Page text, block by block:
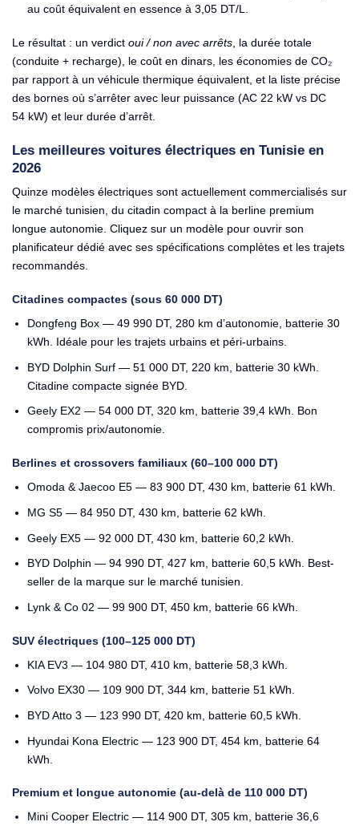
au coût équivalent en essence à 3,05 DT/L.
Le résultat : un verdict oui / non avec arrêts , la durée totale
(conduite + recharge), le coût en dinars, les économies de CO₂
par rapport à un véhicule thermique équivalent, et la liste précise
des bornes où s’arrêter avec leur puissance (AC 22 kW vs DC
54 kW) et leur durée d’arrêt.
Les meilleures voitures électriques en Tunisie en
2026
Quinze modèles électriques sont actuellement commercialisés sur
le marché tunisien, du citadin compact à la berline premium
longue autonomie. Cliquez sur un modèle pour ouvrir son
planificateur dédié avec ses spécifications complètes et les trajets
recommandés.
Citadines compactes (sous 60 000 DT)
Dongfeng Box— 49 990 DT, 280 km d’autonomie, batterie 30
kWh. Idéale pour les trajets urbains et péri-urbains.
BYD Dolphin Surf— 51 000 DT, 220 km, batterie 30 kWh.
Citadine compacte signée BYD.
Geely EX2 — 54 000 DT, 320 km, batterie 39,4 kWh. Bon
compromis prix/autonomie.
Berlines et crossovers familiaux (60–100 000 DT)
Omoda & Jaecoo E5— 83 900 DT, 430 km, batterie 61 kWh.
MG S5— 84 950 DT, 430 km, batterie 62 kWh.
Geely EX5— 92 000 DT, 430 km, batterie 60,2 kWh.
BYD Dolphin — 94 990 DT, 427 km, batterie 60,5 kWh. Best-
seller de la marque sur le marché tunisien.
Lynk & Co 02 — 99 900 DT, 450 km, batterie 66 kWh.
SUV électriques (100–125 000 DT)
KIA EV3 — 104 980 DT, 410 km, batterie 58,3 kWh.
Volvo EX30— 109 900 DT, 344 km, batterie 51 kWh.
BYD Atto 3 — 123 990 DT, 420 km, batterie 60,5 kWh.
Hyundai Kona Electric— 123 900 DT, 454 km, batterie 64
kWh.
Premium et longue autonomie (au-delà de 110 000 DT)
Mini Cooper Electric— 114 900 DT, 305 km, batterie 36,6